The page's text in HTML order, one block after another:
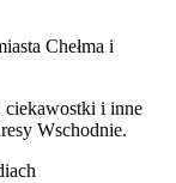
Chełma i
ciekawostki i inne
Wschodnie.